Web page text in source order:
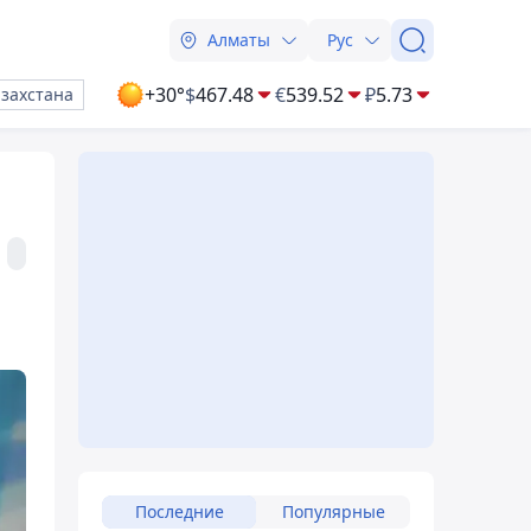
Алматы Рус
+30°$467.48 €539.52 ₽5.73
Последние Популярные